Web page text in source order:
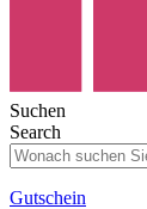
Suchen
Search
Gutschein